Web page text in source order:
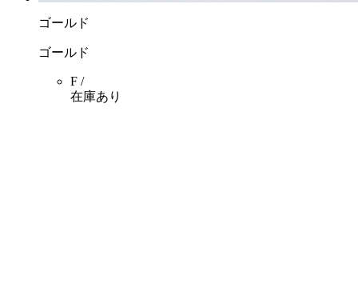
ゴールド
ゴールド
F /
在庫あり